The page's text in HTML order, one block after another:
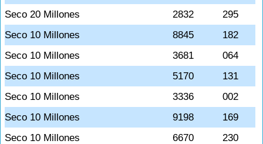
Seco 20 Millones
2832
295
Seco 10 Millones
8845
182
Seco 10 Millones
3681
064
Seco 10 Millones
5170
131
Seco 10 Millones
3336
002
Seco 10 Millones
9198
169
Seco 10 Millones
6670
230